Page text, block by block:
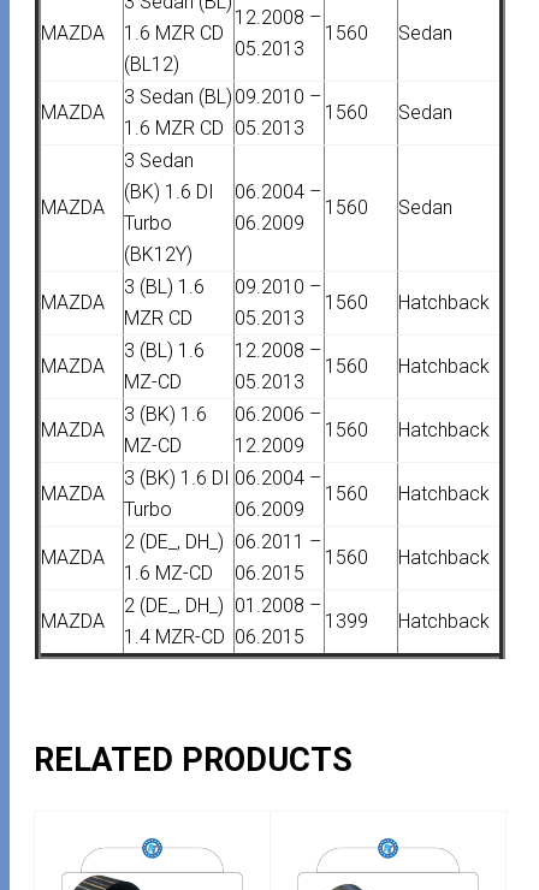
MAZDA
1.6 MZR CD
(BL12)
12.2008 –
05.2013
1560 Sedan
MAZDA
3 Sedan (BL)
1.6 MZR CD
09.2010 –
05.2013
1560 Sedan
MAZDA
3 Sedan
(BK) 1.6 DI
Turbo
(BK12Y)
06.2004 –
06.2009
1560 Sedan
MAZDA
3 (BL) 1.6
MZR CD
09.2010 –
05.2013
1560 Hatchback
MAZDA
3 (BL) 1.6
MZ-CD
12.2008 –
05.2013
1560 Hatchback
MAZDA
3 (BK) 1.6
MZ-CD
06.2006 –
12.2009
1560 Hatchback
MAZDA
3 (BK) 1.6 DI
Turbo
06.2004 –
06.2009
1560 Hatchback
MAZDA
2 (DE_, DH_)
1.6 MZ-CD
06.2011 –
06.2015
1560 Hatchback
MAZDA
2 (DE_, DH_)
1.4 MZR-CD
01.2008 –
06.2015
1399 Hatchback
RELATED PRODUCTS